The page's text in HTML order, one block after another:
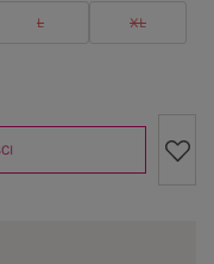
L XL